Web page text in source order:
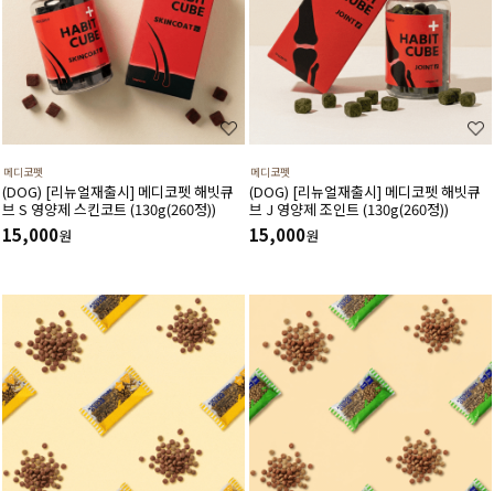
메디코펫
(DOG) [리뉴얼재출시] 메디코펫 해빗큐
브 S 영양제 스킨코트 (130g(260정))
15,000원
메디코펫
(DOG) [리뉴얼재출시] 메디코펫 해빗큐
브 J 영양제 조인트 (130g(260정))
15,000원